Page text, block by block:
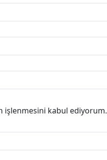
işlenmesini kabul ediyorum.